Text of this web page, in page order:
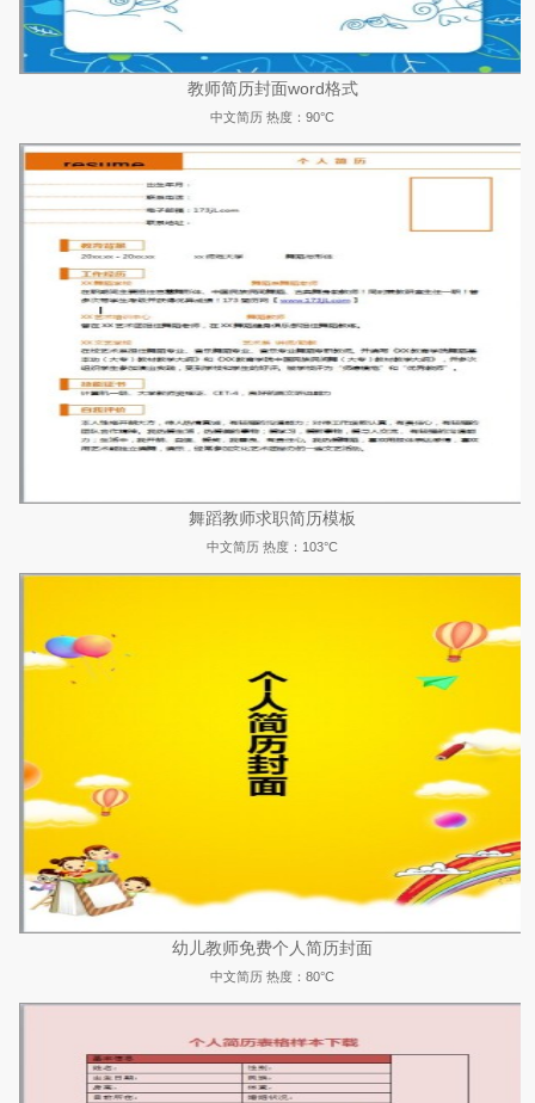
教师简历封面word格式
中文简历 热度：90°C
舞蹈教师求职简历模板
中文简历 热度：103°C
幼儿教师免费个人简历封面
中文简历 热度：80°C